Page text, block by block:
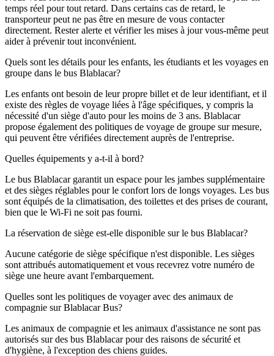
temps réel pour tout retard. Dans certains cas de retard, le
transporteur peut ne pas être en mesure de vous contacter
directement. Rester alerte et vérifier les mises à jour vous-même peut
aider à prévenir tout inconvénient.
Quels sont les détails pour les enfants, les étudiants et les voyages en
groupe dans le bus Blablacar?
Les enfants ont besoin de leur propre billet et de leur identifiant, et il
existe des règles de voyage liées à l'âge spécifiques, y compris la
nécessité d'un siège d'auto pour les moins de 3 ans. Blablacar
propose également des politiques de voyage de groupe sur mesure,
qui peuvent être vérifiées directement auprès de l'entreprise.
Quelles équipements y a-t-il à bord?
Le bus Blablacar garantit un espace pour les jambes supplémentaire
et des sièges réglables pour le confort lors de longs voyages. Les bus
sont équipés de la climatisation, des toilettes et des prises de courant,
bien que le Wi-Fi ne soit pas fourni.
La réservation de siège est-elle disponible sur le bus Blablacar?
Aucune catégorie de siège spécifique n'est disponible. Les sièges
sont attribués automatiquement et vous recevrez votre numéro de
siège une heure avant l'embarquement.
Quelles sont les politiques de voyager avec des animaux de
compagnie sur Blablacar Bus?
Les animaux de compagnie et les animaux d'assistance ne sont pas
autorisés sur des bus Blablacar pour des raisons de sécurité et
d'hygiène, à l'exception des chiens guides.